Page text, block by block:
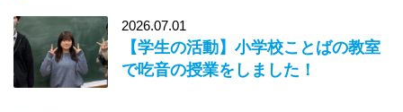
2026.07.01
【学生の活動】小学校ことばの教室
で吃音の授業をしました！